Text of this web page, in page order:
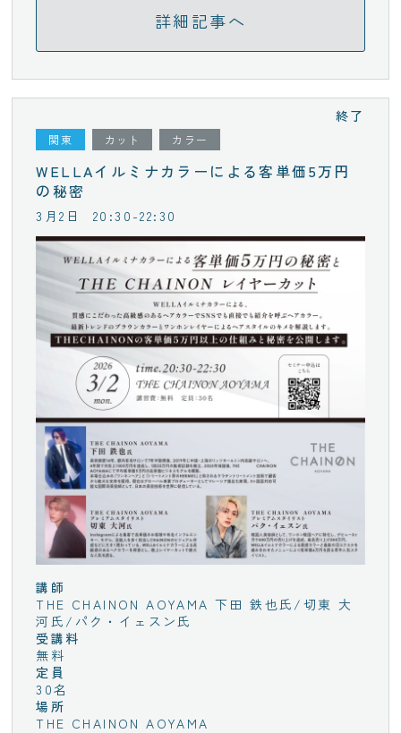
詳細記事へ
関東 カット カラー
WELLAイルミナカラーによる客単価5万円
の秘密
終了
3月2日 20:30-22:30
講師
THE CHAINON AOYAMA 下田 鉄也氏/切東 大
河氏/パク・イェスン氏
受講料
無料
定員
30名
場所
THE CHAINON AOYAMA